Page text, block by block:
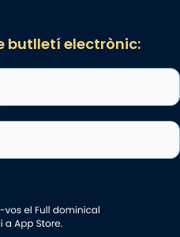
butlletí electrònic: